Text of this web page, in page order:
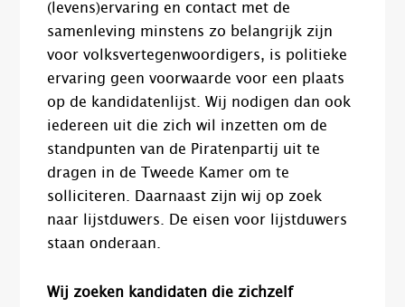
(levens)ervaring en contact met de
samenleving minstens zo belangrijk zijn
voor volksvertegenwoordigers, is politieke
ervaring geen voorwaarde voor een plaats
op de kandidatenlijst. Wij nodigen dan ook
iedereen uit die zich wil inzetten om de
standpunten van de Piratenpartij uit te
dragen in de Tweede Kamer om te
solliciteren. Daarnaast zijn wij op zoek
naar lijstduwers. De eisen voor lijstduwers
staan onderaan.
Wij zoeken kandidaten die zichzelf